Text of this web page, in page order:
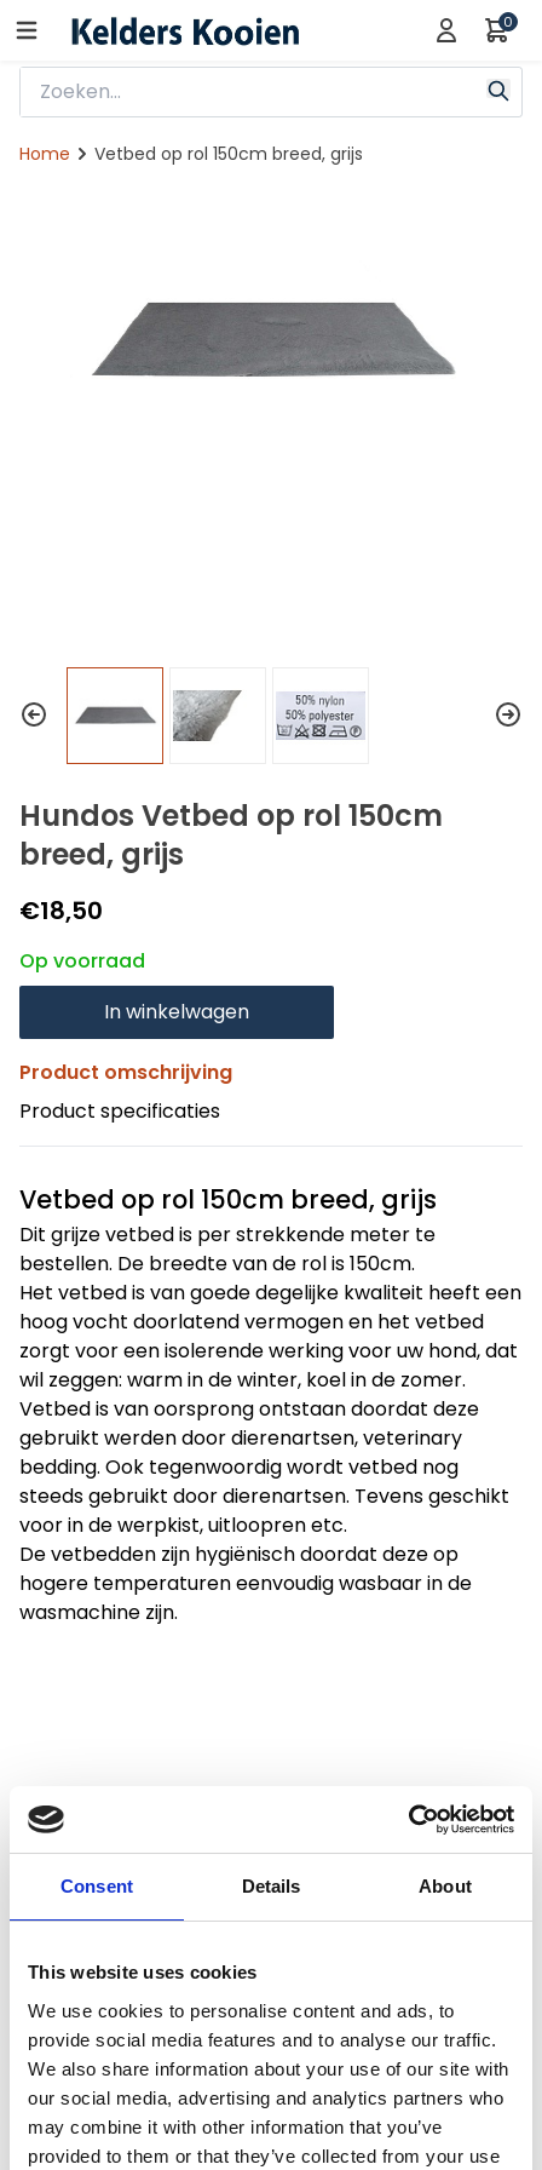
Consent Details About
This website uses cookies
We use cookies to personalise content and ads, to
provide social media features and to analyse our traffic.
We also share information about your use of our site with
our social media, advertising and analytics partners who
may combine it with other information that you’ve
provided to them or that they’ve collected from your use
0
Home Vetbed op rol 150cm breed, grijs
Hundos Vetbed op rol 150cm
breed, grijs
€18,50
Op voorraad
In winkelwagen
Product omschrijving
Product specificaties
Vetbed op rol 150cm breed, grijs
Dit grijze vetbed is per strekkende meter te
bestellen. De breedte van de rol is 150cm.
Het vetbed is van goede degelijke kwaliteit heeft een
hoog vocht doorlatend vermogen en het vetbed
zorgt voor een isolerende werking voor uw hond, dat
wil zeggen: warm in de winter, koel in de zomer.
Vetbed is van oorsprong ontstaan doordat deze
gebruikt werden door dierenartsen, veterinary
bedding. Ook tegenwoordig wordt vetbed nog
steeds gebruikt door dierenartsen. Tevens geschikt
voor in de werpkist, uitloopren etc.
De vetbedden zijn hygiënisch doordat deze op
hogere temperaturen eenvoudig wasbaar in de
wasmachine zijn.
Gewicht
1.3 kg
Voorraad
121
Artikelcode
80033